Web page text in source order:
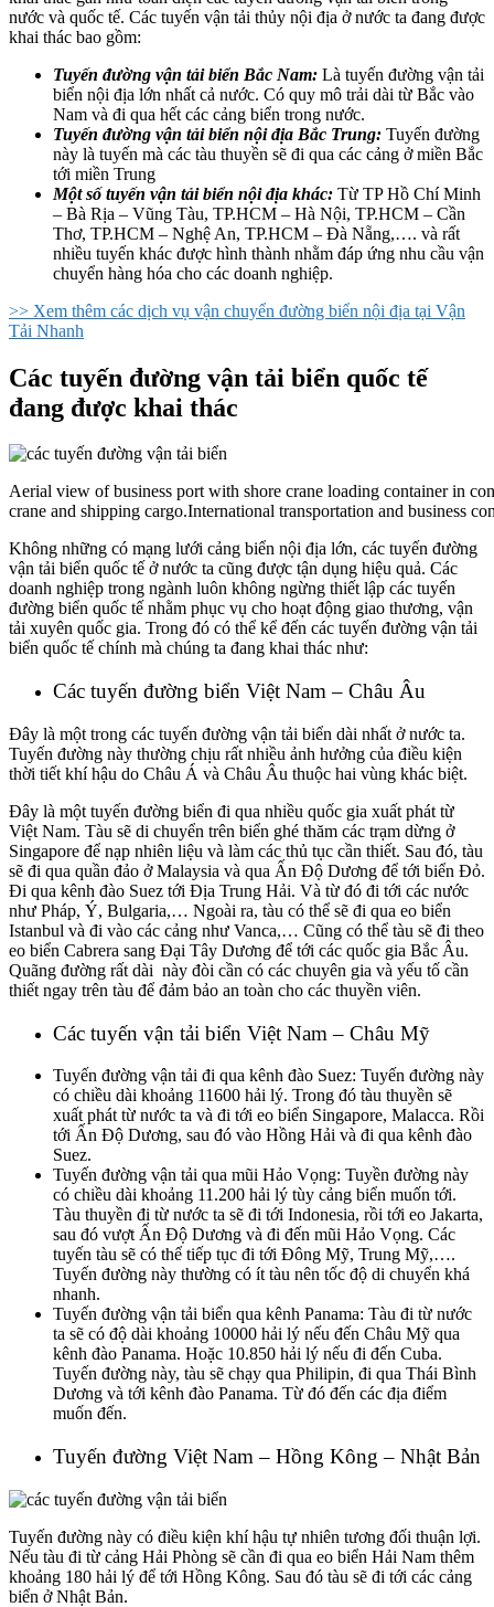
nước và quốc tế. Các tuyến vận tải thủy nội địa ở nước ta đang được
khai thác bao gồm:
Tuyến đường vận tải biển Bắc Nam: Là tuyến đường vận tải
biển nội địa lớn nhất cả nước. Có quy mô trải dài từ Bắc vào
Nam và đi qua hết các cảng biển trong nước.
Tuyến đường vận tải biển nội địa Bắc Trung: Tuyến đường
này là tuyến mà các tàu thuyền sẽ đi qua các cảng ở miền Bắc
tới miền Trung
Một số tuyến vận tải biển nội địa khác: Từ TP Hồ Chí Minh
– Bà Rịa – Vũng Tàu, TP.HCM – Hà Nội, TP.HCM – Cần
Thơ, TP.HCM – Nghệ An, TP.HCM – Đà Nẵng,…. và rất
nhiều tuyến khác được hình thành nhằm đáp ứng nhu cầu vận
chuyển hàng hóa cho các doanh nghiệp.
>> Xem thêm các dịch vụ vận chuyển đường biển nội địa tại Vận
Tải Nhanh
Các tuyến đường vận tải biển quốc tế
đang được khai thác
Aerial view of business port with shore crane loading container in
crane and shipping cargo.International transportation and business
Không những có mạng lưới cảng biển nội địa lớn, các tuyến đường
vận tải biển quốc tế ở nước ta cũng được tận dụng hiệu quả. Các
doanh nghiệp trong ngành luôn không ngừng thiết lập các tuyến
đường biển quốc tế nhằm phục vụ cho hoạt động giao thương, vận
tải xuyên quốc gia. Trong đó có thể kể đến các tuyến đường vận tải
biển quốc tế chính mà chúng ta đang khai thác như:
Các tuyến đường biển Việt Nam – Châu Âu
Đây là một trong các tuyến đường vận tải biển dài nhất ở nước ta.
Tuyến đường này thường chịu rất nhiều ảnh hưởng của điều kiện
thời tiết khí hậu do Châu Á và Châu Âu thuộc hai vùng khác biệt.
Đây là một tuyến đường biển đi qua nhiều quốc gia xuất phát từ
Việt Nam. Tàu sẽ di chuyển trên biển ghé thăm các trạm dừng ở
Singapore để nạp nhiên liệu và làm các thủ tục cần thiết. Sau đó, tàu
sẽ đi qua quần đảo ở Malaysia và qua Ấn Độ Dương để tới biển Đỏ.
Đi qua kênh đào Suez tới Địa Trung Hải. Và từ đó đi tới các nước
như Pháp, Ý, Bulgaria,… Ngoài ra, tàu có thể sẽ đi qua eo biển
Istanbul và đi vào các cảng như Vanca,… Cũng có thể tàu sẽ đi theo
eo biển Cabrera sang Đại Tây Dương để tới các quốc gia Bắc Âu.
Quãng đường rất dài này đòi cần có các chuyên gia và yếu tố cần
thiết ngay trên tàu để đảm bảo an toàn cho các thuyền viên.
Các tuyến vận tải biển Việt Nam – Châu Mỹ
Tuyến đường vận tải đi qua kênh đào Suez: Tuyến đường này
có chiều dài khoảng 11600 hải lý. Trong đó tàu thuyền sẽ
xuất phát từ nước ta và đi tới eo biển Singapore, Malacca. Rồi
tới Ấn Độ Dương, sau đó vào Hồng Hải và đi qua kênh đào
Suez.
Tuyến đường vận tải qua mũi Hảo Vọng: Tuyền đường này
có chiều dài khoảng 11.200 hải lý tùy cảng biển muốn tới.
Tàu thuyền đi từ nước ta sẽ đi tới Indonesia, rồi tới eo Jakarta,
sau đó vượt Ấn Độ Dương và đi đến mũi Hảo Vọng. Các
tuyến tàu sẽ có thể tiếp tục đi tới Đông Mỹ, Trung Mỹ,….
Tuyến đường này thường có ít tàu nên tốc độ di chuyển khá
nhanh.
Tuyến đường vận tải biển qua kênh Panama: Tàu đi từ nước
ta sẽ có độ dài khoảng 10000 hải lý nếu đến Châu Mỹ qua
kênh đào Panama. Hoặc 10.850 hải lý nếu đi đến Cuba.
Tuyến đường này, tàu sẽ chạy qua Philipin, đi qua Thái Bình
Dương và tới kênh đào Panama. Từ đó đến các địa điểm
muốn đến.
Tuyến đường Việt Nam – Hồng Kông – Nhật Bản
Tuyến đường này có điều kiện khí hậu tự nhiên tương đối thuận lợi.
Nếu tàu đi từ cảng Hải Phòng sẽ cần đi qua eo biển Hải Nam thêm
khoảng 180 hải lý để tới Hồng Kông. Sau đó tàu sẽ đi tới các cảng
biển ở Nhật Bản.